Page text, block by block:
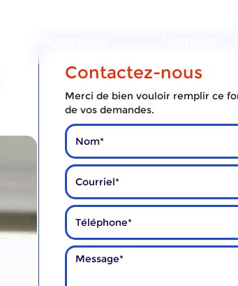
Contactez-nous
Merci de bien vouloir remplir ce
de vos demandes.